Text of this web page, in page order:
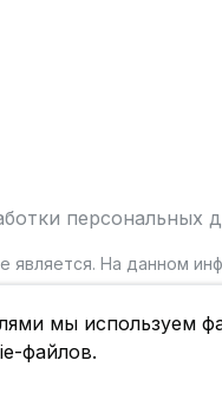
персональных
является. На данном
мы используем
файлов.